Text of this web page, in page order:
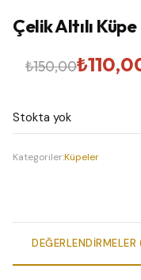
Çelik Altılı Küpe
₺150,00
Orijinal
₺150,00.
₺
Şu
fiyat:
₺110,00.
Stokta yok
Kategoriler:Küpeler